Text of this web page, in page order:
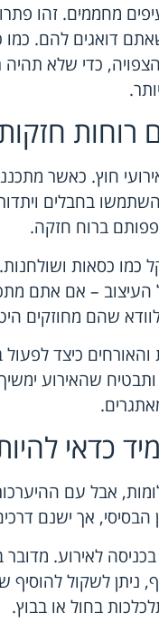
מחממים. זהו
דואגים להם. כמו
כדי שלא
רוחות
חוץ. כאשר
בחבלים
ברוח חזקה.
כמו כסאות
העיצוב – אם אתם
שהם מחוזקים
כיצד
שהאירוע
כדאי
אבל עם
הבסיסי, אך ישנם
בכניסה לאירוע.
לשקול להוסיף
בחול או בבוץ.